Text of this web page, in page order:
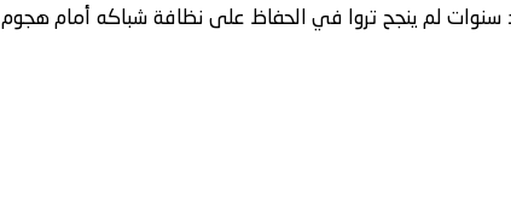
سنوات لم ينجح تروا في الحفاظ على نظافة شباكه أمام هجوم